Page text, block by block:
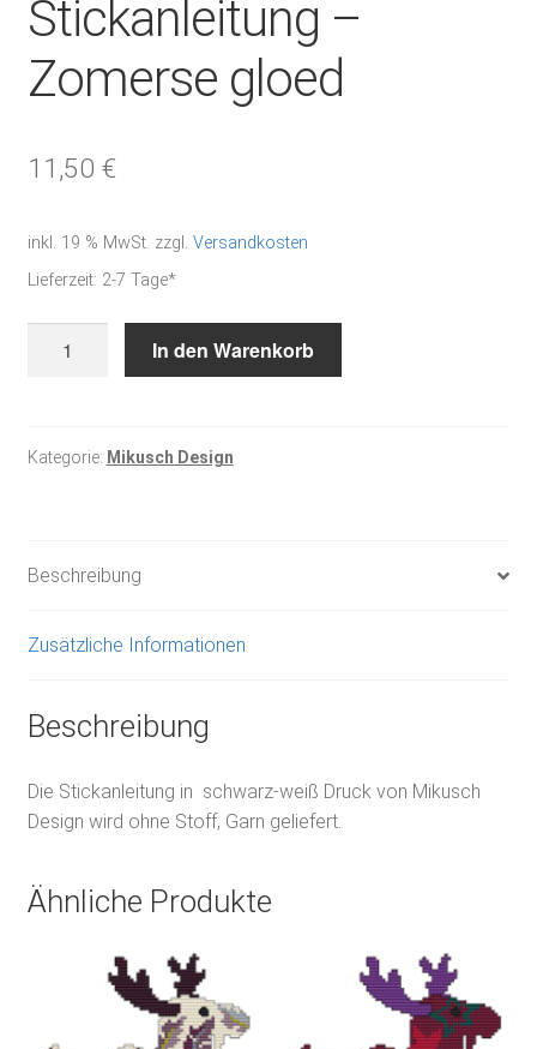
Stickanleitung –
Zomerse gloed
11,50 €
inkl. 19 % MwSt. zzgl. Versandkosten
Lieferzeit: 2-7 Tage*
Menge
In den Warenkorb
Kategorie: Mikusch Design
Beschreibung
Zusätzliche Informationen
Beschreibung
Die Stickanleitung in schwarz-weiß Druck von Mikusch
Design wird ohne Stoff, Garn geliefert.
Ähnliche Produkte